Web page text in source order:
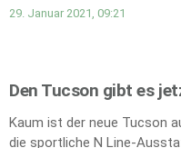
29. Januar 2021, 09:21
Den Tucson gibt es
Kaum ist der neue Tucson
die sportliche N Line-